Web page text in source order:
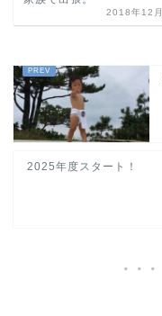
2018年12
2025年度スタート！